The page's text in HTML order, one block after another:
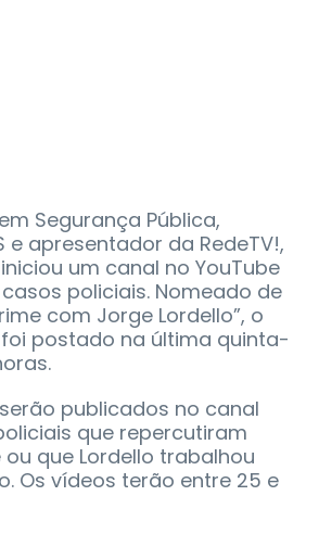
Segurança Pública,
e apresentador da RedeTV!,
um canal no YouTube
policiais. Nomeado de
com Jorge Lordello”, o
postado na última quinta-
publicados no canal
que repercutiram
que Lordello trabalhou
Os vídeos terão entre 25 e